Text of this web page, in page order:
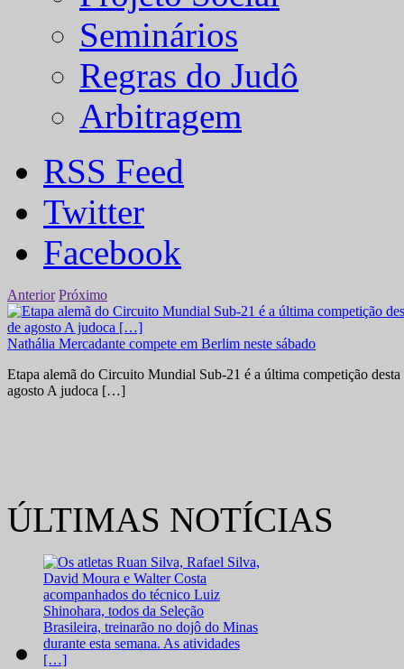
Seminários
Regras do Judô
Arbitragem
RSS Feed
Twitter
Facebook
Anterior Próximo
Nathália Mercadante compete em Berlim neste sábado
Etapa alemã do Circuito Mundial Sub-21 é a última competição
agosto A judoca […]
ÚLTIMAS NOTÍCIAS